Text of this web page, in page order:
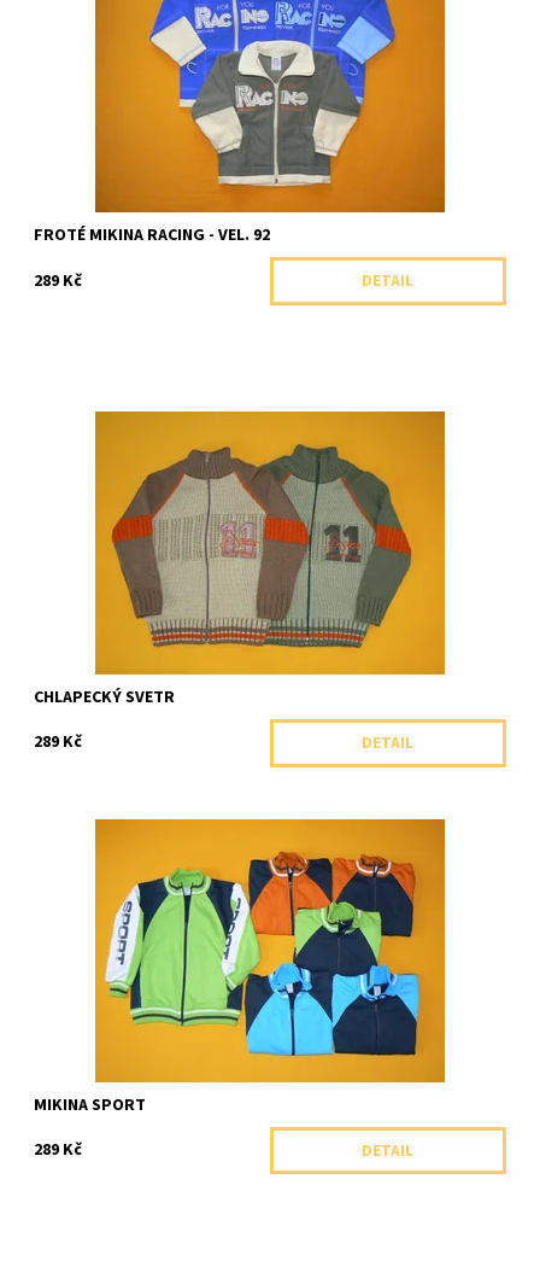
Skladem 1 ks
Arex, ČR
FROTÉ MIKINA RACING - VEL. 92
289 Kč
DETAIL
Teplý celopropínací svetr v přírodních barvách
Skladem 1 ks
Arex, ČR
CHLAPECKÝ SVETR
289 Kč
DETAIL
Propínací bavlněná mikina bez kapuce
Skladem 1 ks
Arex, ČR
MIKINA SPORT
289 Kč
DETAIL